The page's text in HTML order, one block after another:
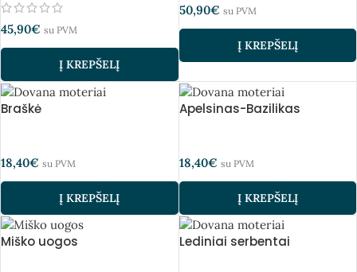
45,90€ su PVM
Į KREPŠELĮ
50,90€ su PVM
Į KREPŠELĮ
Braškė
18,40€ su PVM
Į KREPŠELĮ
Apelsinas-Bazilikas
18,40€ su PVM
Į KREPŠELĮ
Miško uogos Lediniai serbentai